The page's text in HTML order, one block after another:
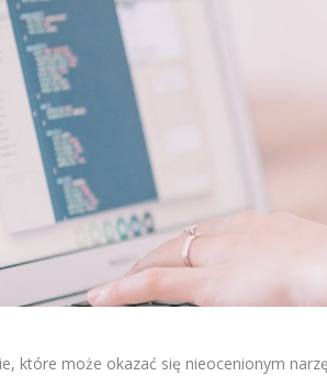
które może okazać się nieocenionym